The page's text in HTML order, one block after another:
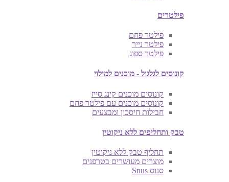
פילטרים
פילטר פחם
פילטר נייר
פילטר ספוג
קונוסים לגלגול - מוכנים למילוי
קונוסים מוכנים קינג סייז
קונוסים מוכנים עם פילטר פחם
חבילות חיסכון ומבצעים
טבק ותחליפים ללא ניקוטין
תחליף טבק ללא ניקוטין
מוצרים מעושרים בטרפנים
סנוס Snus